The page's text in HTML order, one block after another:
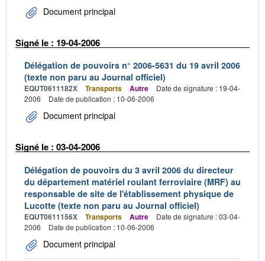
Document principal
Signé le : 19-04-2006
Délégation de pouvoirs n° 2006-5631 du 19 avril 2006
(texte non paru au Journal officiel)
EQUT0611182X Transports Autre
Date de signature : 19-04-
2006
Date de publication : 10-06-2006
Document principal
Signé le : 03-04-2006
Délégation de pouvoirs du 3 avril 2006 du directeur
du département matériel roulant ferroviaire (MRF) au
responsable de site de l'établissement physique de
Lucotte (texte non paru au Journal officiel)
EQUT0611156X Transports Autre
Date de signature : 03-04-
2006
Date de publication : 10-06-2006
Document principal